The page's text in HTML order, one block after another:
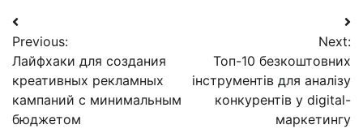
Навигация
по
записям
Previous:
Лайфхаки для создания
креативных рекламных
кампаний с минимальным
бюджетом
Next:
Топ-10 безкоштовних
інструментів для аналізу
конкурентів у digital-
маркетингу